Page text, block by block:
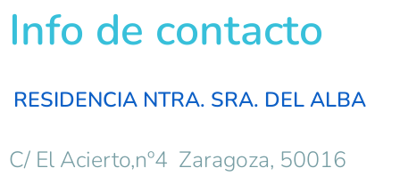
Info de contacto
RESIDENCIA NTRA. SRA. DEL ALBA
C/ El Acierto,nº4 Zaragoza, 50016